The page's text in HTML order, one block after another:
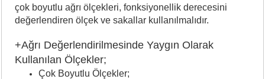
çok boyutlu ağrı ölçekleri, fonksiyonellik derecesini
değerlendiren ölçek ve sakallar kullanılmalıdır.
+Ağrı Değerlendirilmesinde Yaygın Olarak
Kullanılan Ölçekler;
Çok Boyutlu Ölçekler;